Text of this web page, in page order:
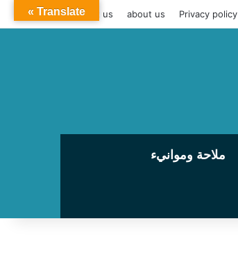
Privacy policy
about us
contact us
ملاحة وموانيء
Translate »